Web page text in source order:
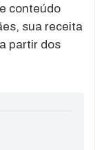
conteúdo
sua receita
partir dos